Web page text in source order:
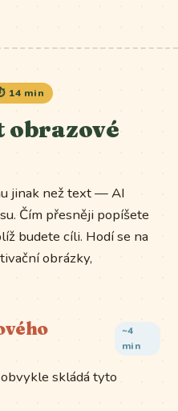
14 min
obrazové
jinak než text — AI
Čím přesněji popíšete
budete cíli. Hodí se na
obrázky,
~4
min
skládá tyto